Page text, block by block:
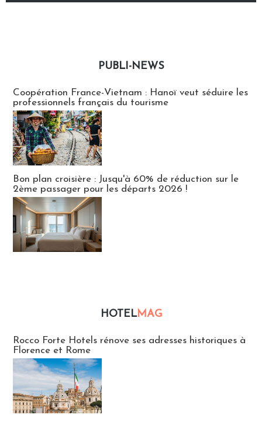
PUBLI-NEWS
Coopération France-Vietnam : Hanoï veut séduire les
professionnels français du tourisme
Bon plan croisière : Jusqu'à 60% de réduction sur le
2ème passager pour les départs 2026 !
HOTELMAG
Rocco Forte Hotels rénove ses adresses historiques à
Florence et Rome